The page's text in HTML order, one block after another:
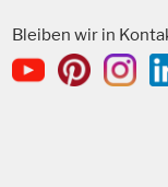
Bleiben wir in